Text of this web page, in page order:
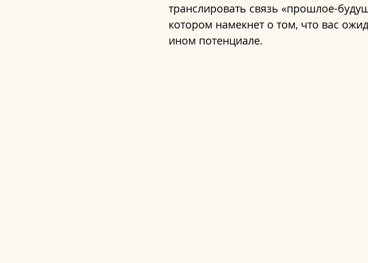
транслировать связь «прошлое-
котором намекнет о том, что вас
ином потенциале.